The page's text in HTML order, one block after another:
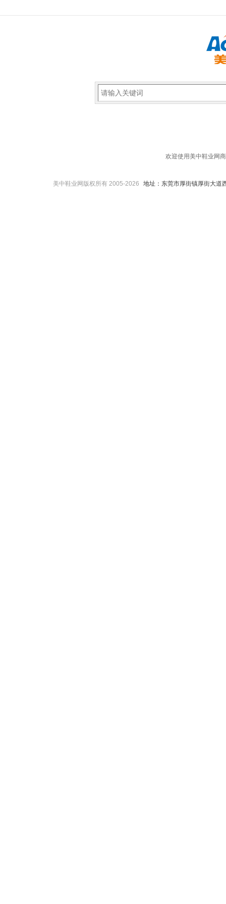
欢迎使用美中鞋业网
美中鞋业网版权所有 2005-2026 地址：东莞市厚街镇厚街大道